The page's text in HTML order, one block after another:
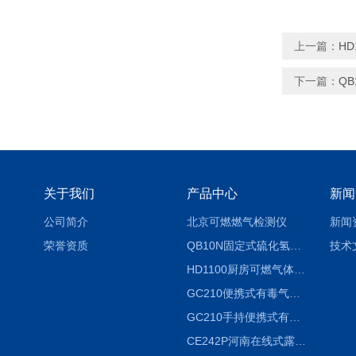
上一篇：
下一篇：
关于我们
公司简介
荣誉资质
产品中心
北京可燃燃气检测仪
QB10N固定式硫化氢气体检测仪H2S气体泄漏探头
HD1100厨房可燃气体泄漏浓度探测器天然气检测仪
GC210便携式有毒气体浓度探测器氨气检测仪养殖场
GC210手持便携式有毒CL2气体探测器氯气检测仪
CE242P河南在线式露点仪
新
新闻
技术